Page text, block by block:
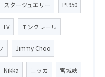
スタージュエリー Pt950
LV モンクレール
Jimmy Choo
Nikka ニッカ 宮城峡